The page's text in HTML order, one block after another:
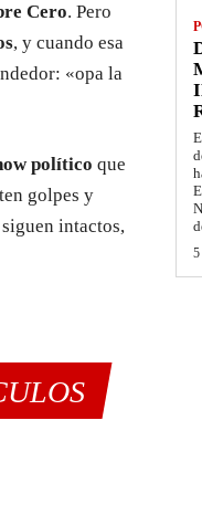
Cero. Pero
, y cuando esa
«opa la
político que
golpes y
intactos,
5